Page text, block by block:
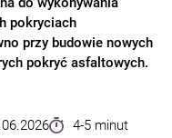
pokryciach
przy budowie nowych
pokryć asfaltowych.
4-5 minut